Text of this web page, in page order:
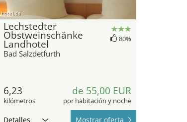
hotel.de
Lechstedter
Obstweinschänke
Landhotel
Bad Salzdetfurth
80%
6,23
kilómetros
de 55,00 EUR
por habitación y noche
Detalles Mostrar oferta